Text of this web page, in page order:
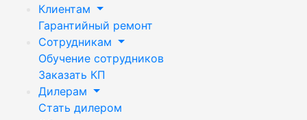
Клиентам
Гарантийный ремонт
Сотрудникам
Обучение сотрудников
Заказать КП
Дилерам
Стать дилером